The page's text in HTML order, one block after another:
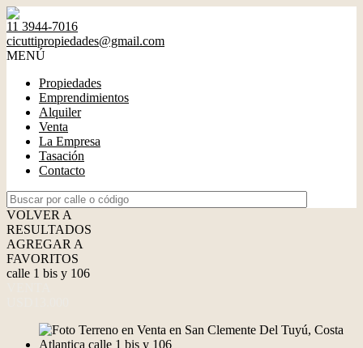
11 3944-7016
cicuttipropiedades@gmail.com
MENÚ
Propiedades
Emprendimientos
Alquiler
Venta
La Empresa
Tasación
Contacto
VOLVER A
RESULTADOS
AGREGAR A
FAVORITOS
calle 1 bis y 106